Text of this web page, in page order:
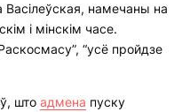
намечаны на
і мінскім часе.
“усё пройдзе
што адмена пуску